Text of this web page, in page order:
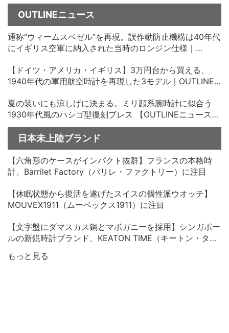
OUTLINEニュース
通称“ウィームスベゼル”を再現。誤作動防止機構は40年代
にイギリス空軍に納入された当時のロンジン仕様｜
【ドイツ・アメリカ・イギリス】3万円台から買える、
1940年代の軍用航空時計を再現した3モデル｜OUTLINE
夏の装いにも涼しげに決まる。ミリ顔系腕時計に似合う
1930年代風のハシゴ型復刻ブレス 【OUTLINEニュース
no.33】
日本未上陸ブランド
【六角形のケースがインパクト抜群】フランスの本格時
計、Barrilet Factory（バリレ・ファクトリー）に注目
【休眠状態から復活を遂げたスイスの個性派ウオッチ】
MOUVEX1911（ムーベックス1911）に注目
【文字盤にダマスカス鋼とマボガニーを採用】シンガポー
ルの新鋭時計ブランド、KEATON TIME（キートン・タイ
もっと見る